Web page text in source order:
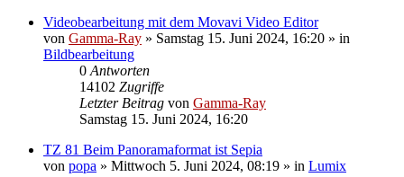
Videobearbeitung mit dem Movavi Video Editor
von Gamma-Ray » Samstag 15. Juni 2024, 16:20 » in
Bildbearbeitung
0 Antworten
14102 Zugriffe
Letzter Beitrag von Gamma-Ray
Samstag 15. Juni 2024, 16:20
TZ 81 Beim Panoramaformat ist Sepia
von popa » Mittwoch 5. Juni 2024, 08:19 » in Lumix